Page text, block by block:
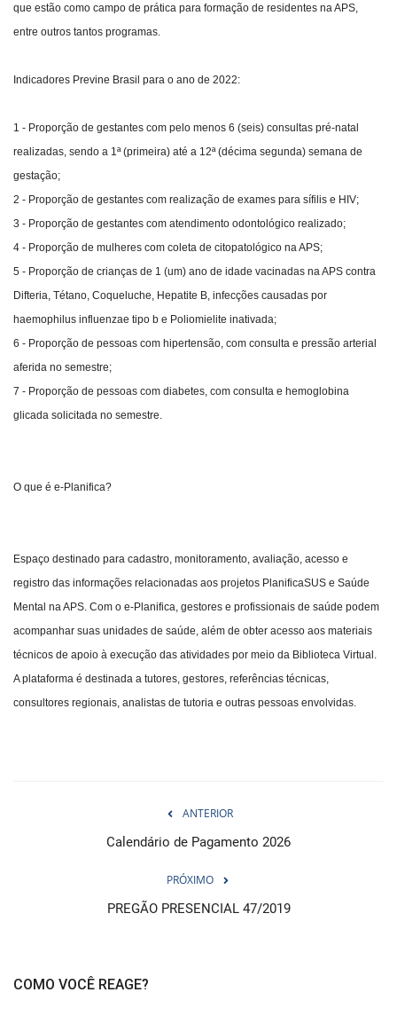
que estão como campo de prática para formação de residentes na APS,
entre outros tantos programas.
Indicadores Previne Brasil para o ano de 2022:
1 - Proporção de gestantes com pelo menos 6 (seis) consultas pré-natal
realizadas, sendo a 1ª (primeira) até a 12ª (décima segunda) semana de
gestação;
2 - Proporção de gestantes com realização de exames para sífilis e HIV;
3 - Proporção de gestantes com atendimento odontológico realizado;
4 - Proporção de mulheres com coleta de citopatológico na APS;
5 - Proporção de crianças de 1 (um) ano de idade vacinadas na APS contra
Difteria, Tétano, Coqueluche, Hepatite B, infecções causadas por
haemophilus influenzae tipo b e Poliomielite inativada;
6 - Proporção de pessoas com hipertensão, com consulta e pressão arterial
aferida no semestre;
7 - Proporção de pessoas com diabetes, com consulta e hemoglobina
glicada solicitada no semestre.
O que é e-Planifica?
Espaço destinado para cadastro, monitoramento, avaliação, acesso e
registro das informações relacionadas aos projetos PlanificaSUS e Saúde
Mental na APS. Com o e-Planifica, gestores e profissionais de saúde podem
acompanhar suas unidades de saúde, além de obter acesso aos materiais
técnicos de apoio à execução das atividades por meio da Biblioteca Virtual.
A plataforma é destinada a tutores, gestores, referências técnicas,
consultores regionais, analistas de tutoria e outras pessoas envolvidas.
ANTERIOR
Calendário de Pagamento 2026
PRÓXIMO
PREGÃO PRESENCIAL 47/2019
COMO VOCÊ REAGE?